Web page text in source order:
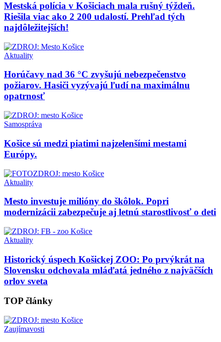
Mestská polícia v Košiciach mala rušný týždeň.
Riešila viac ako 2 200 udalostí. Prehľad tých
najdôležitejších!
Aktuality
Horúčavy nad 36 °C zvyšujú nebezpečenstvo
požiarov. Hasiči vyzývajú ľudí na maximálnu
opatrnosť
Samospráva
Košice sú medzi piatimi najzelenšími mestami
Európy.
Aktuality
Mesto investuje milióny do škôlok. Popri
modernizácii zabezpečuje aj letnú starostlivosť o deti
Aktuality
Historický úspech Košickej ZOO: Po prvýkrát na
Slovensku odchovala mláďatá jedného z najväčších
orlov sveta
TOP články
Zaujímavosti